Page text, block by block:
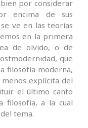
por considerar
encima de sus
ve en las teorías
en la primera
de olvido, o de
que
filosofía moderna,
explícita del
el último canto
filosofía, a la cual
tema.